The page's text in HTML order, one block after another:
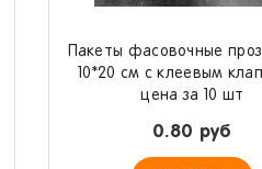
Пакеты фасовочные
10*20 см с клеевым
цена за 10 шт
0.80 руб